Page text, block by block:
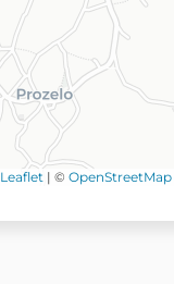
Leaflet | © OpenStreetMap